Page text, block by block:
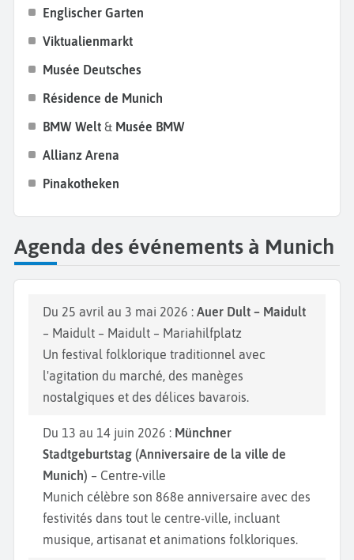
une visite de l’Allianz Arena
Bayern Munich, reconnaissable à sa façade
illuminée. Si vous hésitez sur la période, nous vous
mois d’octobre. Vous pourrez ainsi assister à
l’Oktoberfest , la fête de la bière qui attire chaque
année pas moins de 6 millions de touristes. Cela
Bavière.
Englischer Garten
Viktualienmarkt
Musée Deutsches
Résidence de Munich
BMW Welt & Musée BMW
Allianz Arena
Pinakotheken
Agenda des événements à Munich
Du 25 avril au 3 mai 2026 : Auer Dult – Maidult
– Maidult – Maidult – Mariahilfplatz
Un festival folklorique traditionnel avec
l'agitation du marché, des manèges
nostalgiques et des délices bavarois.
Du 13 au 14 juin 2026 : Münchner
Stadtgeburtstag (Anniversaire de la ville de
Munich) – Centre-ville
Munich célèbre son 868e anniversaire avec des
festivités dans tout le centre-ville, incluant
musique, artisanat et animations folkloriques.